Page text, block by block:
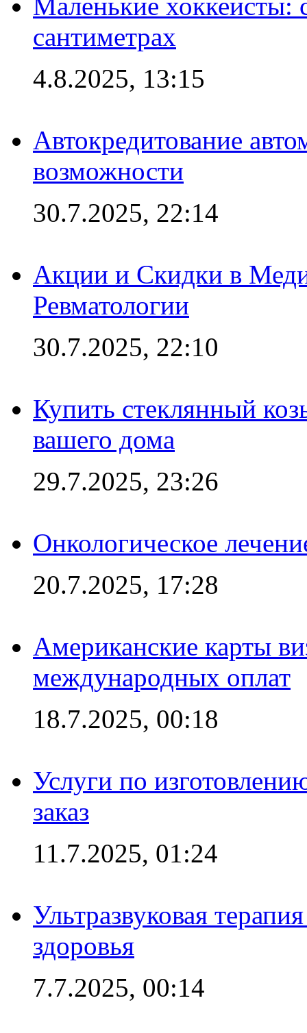
сантиметрах
4.8.2025, 13:15
Автокредитование
возможности
30.7.2025, 22:14
Акции и Скидки в
Ревматологии
30.7.2025, 22:10
Купить стеклянный
вашего дома
29.7.2025, 23:26
Онкологическое
20.7.2025, 17:28
Американские карты
международных оплат
18.7.2025, 00:18
Услуги по
заказ
11.7.2025, 01:24
Ультразвуковая
здоровья
7.7.2025, 00:14